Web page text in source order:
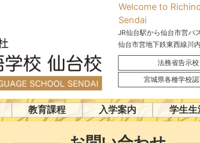
Welcome to
Sendai
JR仙台駅から仙台市営バ
仙台市営地下鉄東西線川
法務省告示校
宮城県各種学校
教育課程 入学案内 学生生